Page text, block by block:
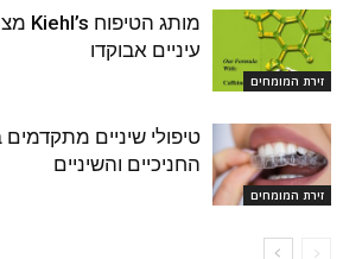
זירת המומחים
עיניים אבוקדו
זירת המומחים
טיפולי שיניים
החניכיים והשיניים